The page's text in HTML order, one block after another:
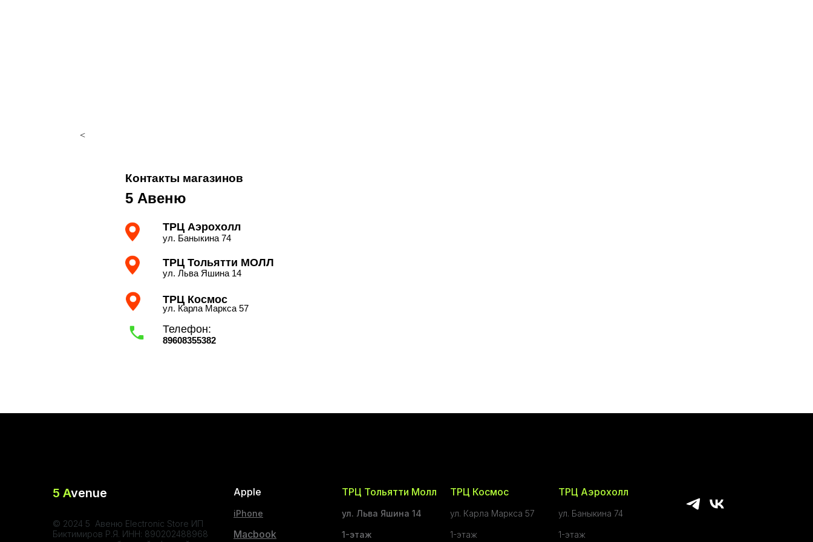
<
Контакты магазинов
89608355382
Телефон:
ТРЦ Тольятти МОЛЛ
ТРЦ Аэрохолл
ул. Льва Яшина 14
ул. Баныкина 74
ТРЦ Космос
ул. Карла Маркса 57
5 Авеню
5 Avenue
© 2024 5 Авеню Electronic Store ИП
Биктимиров Р.Я. ИНН: 890202488968
Apple
iPhone
Macbook
ТРЦ Тольятти Молл
ул. Льва Яшина 14
1-этаж
ТРЦ Космос
ул. Карла Маркса 57
1-этаж
ТРЦ Аэрохолл
ул. Баныкина 74
1-этаж